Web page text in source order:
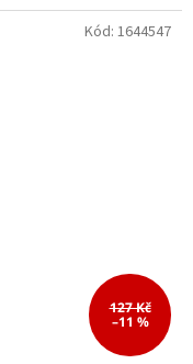
127 Kč
–11 %
Kód: 1644547